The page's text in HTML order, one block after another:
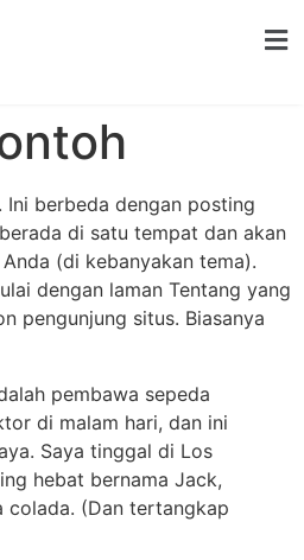
Ini berbeda dengan posting
di satu tempat dan akan
(di kebanyakan tema).
dengan laman Tentang yang
pengunjung situs. Biasanya
pembawa sepeda
di malam hari, dan ini
Saya tinggal di Los
hebat bernama Jack,
colada. (Dan tertangkap